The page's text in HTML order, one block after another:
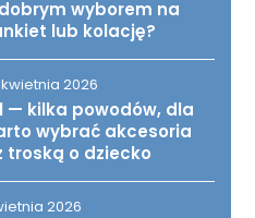
wyborem na
lub kolację?
2026
— kilka powodów, dla
wybrać akcesoria
troską o dziecko
2026